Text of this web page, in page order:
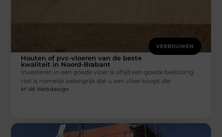
VERBOUWEN
Houten of pvc-vloeren van de beste
kwaliteit in Noord-Brabant
Investeren in een goede vloer is altijd een goede beslissing.
Het is namelijk belangrijk dat u een vloer koopt die
M Vd Webdesign